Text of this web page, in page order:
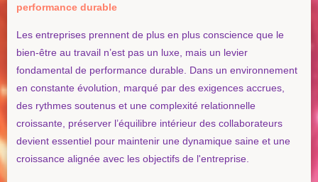
performance durable
Les entreprises prennent de plus en plus conscience que le
bien-être au travail n’est pas un luxe, mais un levier
fondamental de performance durable. Dans un environnement
en constante évolution, marqué par des exigences accrues,
des rythmes soutenus et une complexité relationnelle
croissante, préserver l’équilibre intérieur des collaborateurs
devient essentiel pour maintenir une dynamique saine et une
croissance alignée avec les objectifs de l'entreprise.